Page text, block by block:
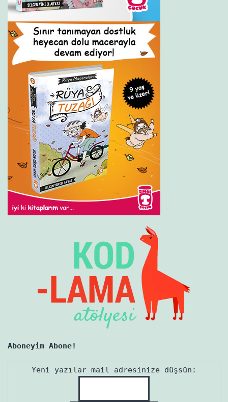
Aboneyim Abone!
Yeni yazılar mail adresinize düşsün: